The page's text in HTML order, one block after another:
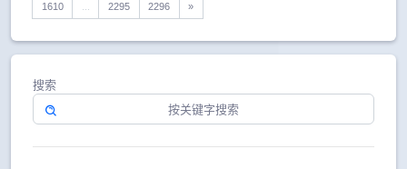
1610 2295 2296 »
搜索